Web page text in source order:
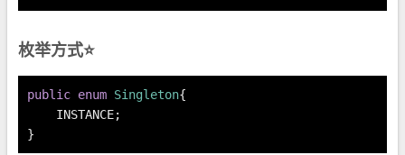
枚举方式⭐
public enum Singleton{
    INSTANCE;
}